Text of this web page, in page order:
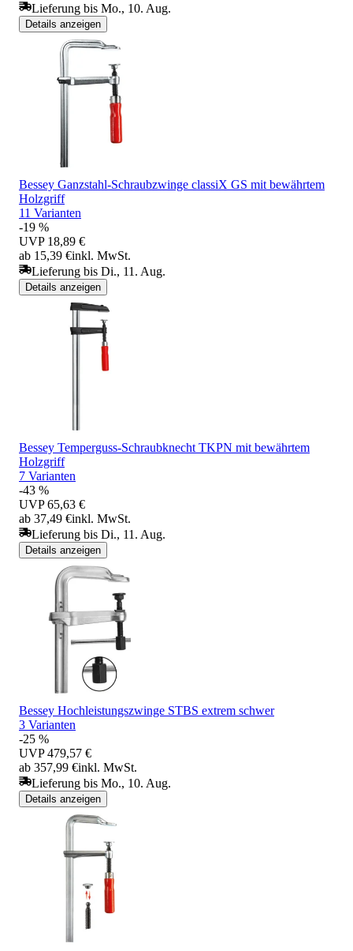
Lieferung bis Mo., 10. Aug.
Details anzeigen
Bessey Ganzstahl-Schraubzwinge classiX GS mit bewährtem
Holzgriff
11 Varianten
-19 %
UVP 18,89 €
ab 15,39 €inkl. MwSt.
Lieferung bis Di., 11. Aug.
Details anzeigen
Bessey Temperguss-Schraubknecht TKPN mit bewährtem
Holzgriff
7 Varianten
-43 %
UVP 65,63 €
ab 37,49 €inkl. MwSt.
Lieferung bis Di., 11. Aug.
Details anzeigen
Bessey Hochleistungszwinge STBS extrem schwer
3 Varianten
-25 %
UVP 479,57 €
ab 357,99 €inkl. MwSt.
Lieferung bis Mo., 10. Aug.
Details anzeigen